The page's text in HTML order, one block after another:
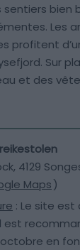
bien
Les
profitent
Sur
et des
4129
Maps)
: Le site est
est
en